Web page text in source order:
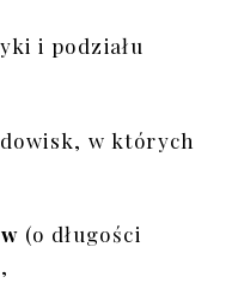
i podziału
w których
(o długości